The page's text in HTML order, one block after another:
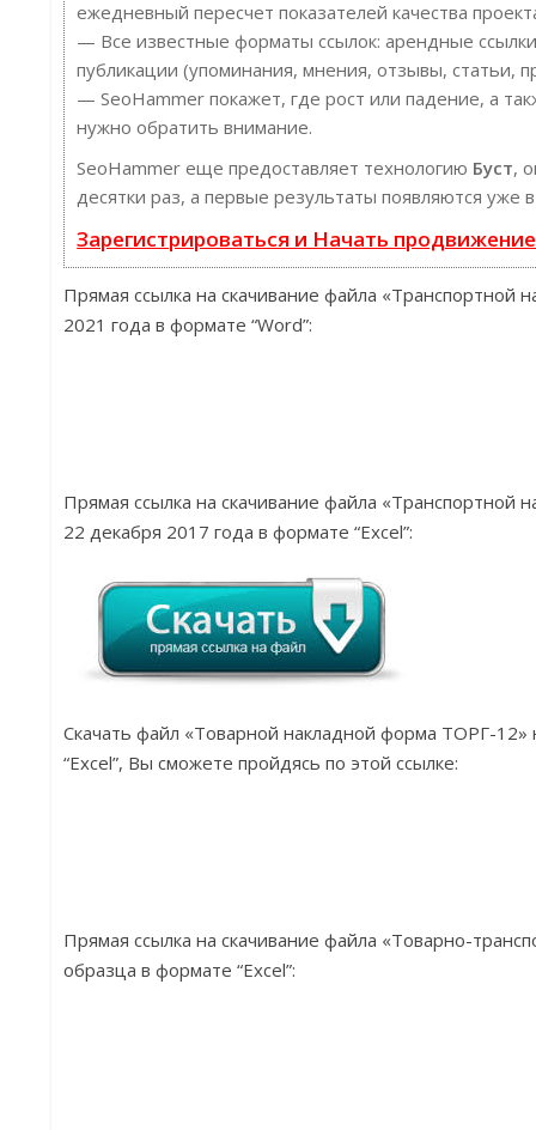
ежедневный пересчет показателей качества
— Все известные форматы ссылок: арендные
публикации (упоминания, мнения, отзывы, статьи,
— SeoHammer покажет, где рост или падение, а
нужно обратить внимание.
SeoHammer еще предоставляет технологию Буст,
десятки раз, а первые результаты появляются уже
Зарегистрироваться и Начать продвижение
Прямая ссылка на скачивание файла «Транспортной
2021 года в формате “Word”:
Прямая ссылка на скачивание файла «Транспортной
22 декабря 2017 года в формате “Excel”:
Скачать файл «Товарной накладной форма ТОРГ-12»
“Excel”, Вы сможете пройдясь по этой ссылке:
Прямая ссылка на скачивание файла «Товарно-
образца в формате “Excel”: